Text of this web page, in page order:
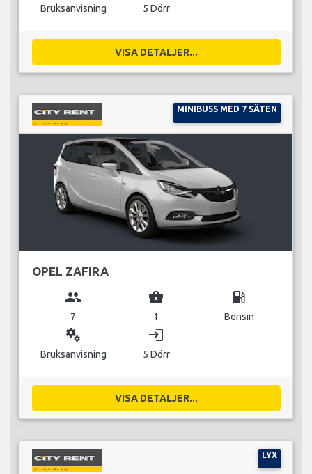
Bruksanvisning 5 Dörr
VISA DETALJER...
MINIBUSS MED 7 SÄTEN
OPEL ZAFIRA
group
7
business_center
1
local_gas_station
Bensin
miscellaneous_services
Bruksanvisning
login
5 Dörr
VISA DETALJER...
LYX